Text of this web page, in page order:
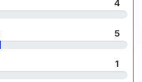
4
5
1